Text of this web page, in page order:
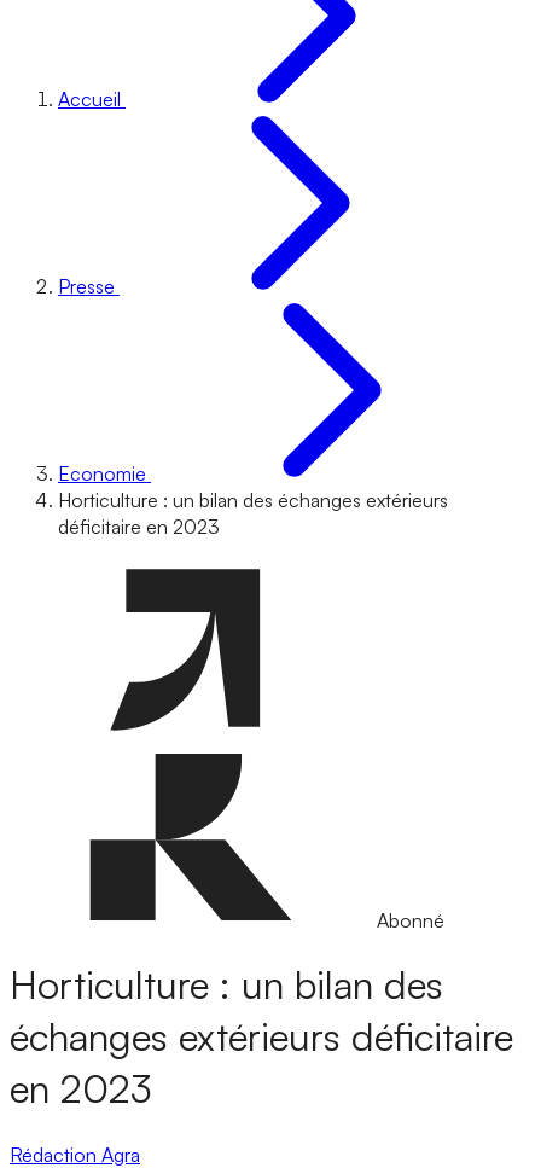
Accueil
Presse
Economie
Horticulture : un bilan des échanges extérieurs
déficitaire en 2023
Abonné
Horticulture : un bilan des
échanges extérieurs déficitaire
en 2023
Rédaction Agra